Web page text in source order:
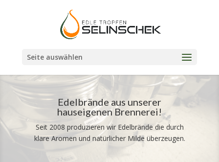
Seite auswählen
Edelbrände aus unserer
hauseigenen Brennerei!
Seit 2008 produzieren wir Edelbrände die durch
klare Aromen und natürlicher Milde überzeugen.